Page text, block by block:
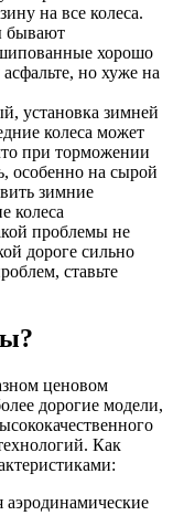
на все колеса.
бывают
хорошо
но хуже на
установка зимней
колеса может
при торможении
особенно на сырой
зимние
колеса
проблемы не
дороге сильно
ставьте
ценовом
дорогие модели,
Как